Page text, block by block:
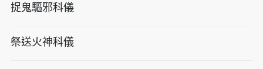
捉鬼驅邪科儀
祭送火神科儀